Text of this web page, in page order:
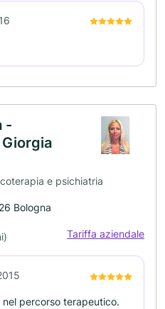
-
e psichiatria
Bologna
Tariffa aziendale
percorso terapeutico.